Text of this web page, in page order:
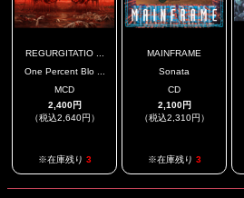
REGURGITATIO ...
One Percent Blo ...
MCD
2,400円
（税込2,640円）
※在庫残り 3
MAINFRAME
Sonata
CD
2,100円
（税込2,310円）
※在庫残り 3